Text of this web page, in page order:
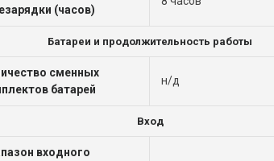
(часов)
Батареи и продолжительность работы
сменных
батарей
н/д
Вход
входного